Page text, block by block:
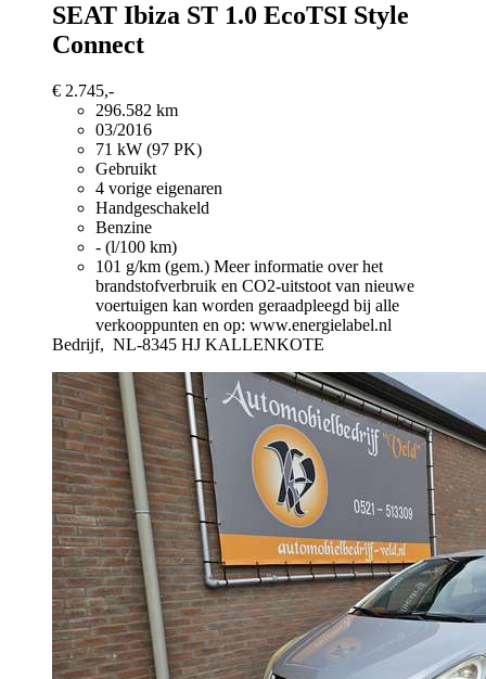
SEAT Ibiza ST 1.0 EcoTSI Style
Connect
€ 2.745,-
296.582 km
03/2016
71 kW (97 PK)
Gebruikt
4 vorige eigenaren
Handgeschakeld
Benzine
- (l/100 km)
101 g/km (gem.) Meer informatie over het
brandstofverbruik en CO2-uitstoot van nieuwe
voertuigen kan worden geraadpleegd bij alle
verkooppunten en op: www.energielabel.nl
Bedrijf, NL-8345 HJ KALLENKOTE